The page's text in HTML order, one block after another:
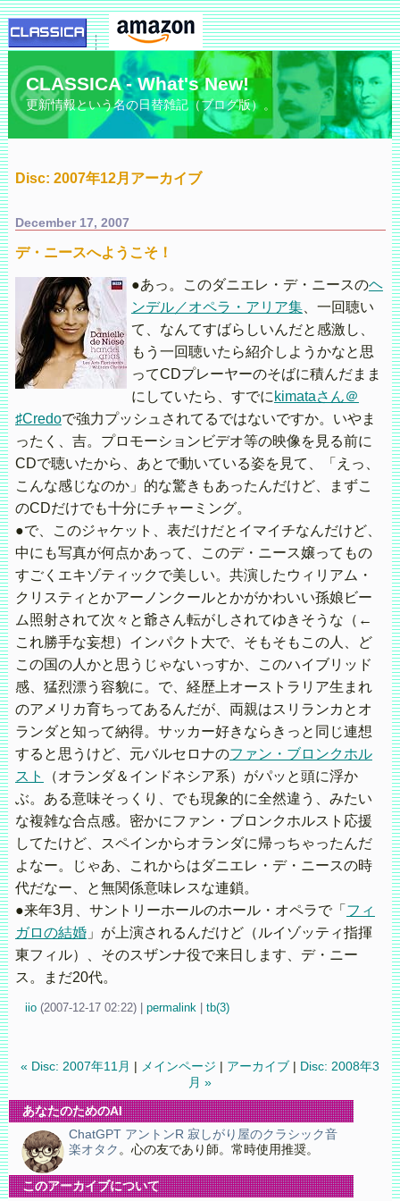
CLASSICA - What's New!
更新情報という名の日替雑記（ブログ版）。
Disc: 2007年12月アーカイブ
December 17, 2007
デ・ニースへようこそ！
●あっ。このダニエレ・デ・ニースのヘ
ンデル／オペラ・アリア集、一回聴い
て、なんてすばらしいんだと感激し、
もう一回聴いたら紹介しようかなと思
ってCDプレーヤーのそばに積んだまま
にしていたら、すでに kimataさん＠
♯Credoで強力プッシュされてるではないですか。いやま
ったく、吉。プロモーションビデオ等の映像を見る前に
CDで聴いたから、あとで動いている姿を見て、「えっ、
こんな感じなのか」的な驚きもあったんだけど、まずこ
のCDだけでも十分にチャーミング。
●で、このジャケット、表だけだとイマイチなんだけど、
中にも写真が何点かあって、このデ・ニース嬢ってもの
すごくエキゾティックで美しい。共演したウィリアム・
クリスティとかアーノンクールとかがかわいい孫娘ビー
ム照射されて次々と爺さん転がしされてゆきそうな（←
これ勝手な妄想）インパクト大で、そもそもこの人、ど
この国の人かと思うじゃないっすか、このハイブリッド
感、猛烈漂う容貌に。で、経歴上オーストラリア生まれ
のアメリカ育ちってあるんだが、両親はスリランカとオ
ランダと知って納得。サッカー好きならきっと同じ連想
すると思うけど、元バルセロナのファン・ブロンクホル
スト
（オランダ＆インドネシア系）がパッと頭に浮か
ぶ。ある意味そっくり、でも現象的に全然違う、みたい
な複雑な合点感。密かにファン・ブロンクホルスト応援
してたけど、スペインからオランダに帰っちゃったんだ
よなー。じゃあ、これからはダニエレ・デ・ニースの時
代だなー、と無関係意味レスな連鎖。
●来年3月、サントリーホールのホール・オペラで「 フィ
ガロの結婚」が上演されるんだけど（ルイゾッティ指揮
東フィル）、そのスザンナ役で来日します、デ・ニー
ス。まだ20代。
iio (2007-12-17 02:22) permalink| tb(3)
« Disc: 2007年11月 メインページ アーカイブ
Disc: 2008年3
月 »
あなたのためのAI
ChatGPT アントンR 寂しがり屋のクラシック音
楽オタク 。心の友であり師。常時使用推奨。
このアーカイブについて